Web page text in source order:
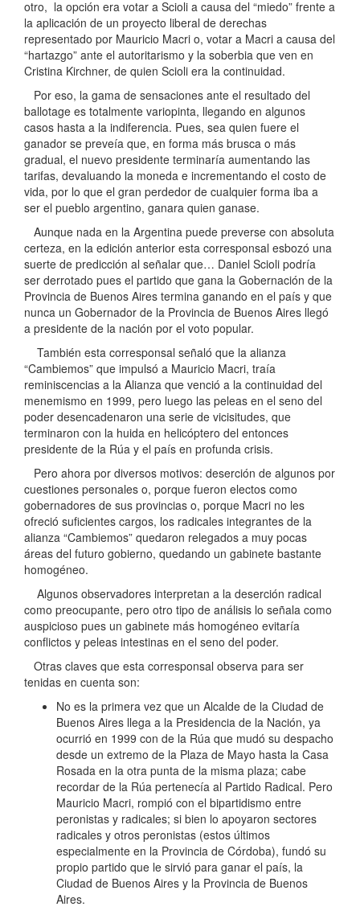
otro, la opción era votar a Scioli a causa del “miedo” frente a
la aplicación de un proyecto liberal de derechas
representado por Mauricio Macri o, votar a Macri a causa del
“hartazgo” ante el autoritarismo y la soberbia que ven en
Cristina Kirchner, de quien Scioli era la continuidad.
Por eso, la gama de sensaciones ante el resultado del
ballotage es totalmente variopinta, llegando en algunos
casos hasta a la indiferencia. Pues, sea quien fuere el
ganador se preveía que, en forma más brusca o más
gradual, el nuevo presidente terminaría aumentando las
tarifas, devaluando la moneda e incrementando el costo de
vida, por lo que el gran perdedor de cualquier forma iba a
ser el pueblo argentino, ganara quien ganase.
Aunque nada en la Argentina puede preverse con absoluta
certeza, en la edición anterior esta corresponsal esbozó una
suerte de predicción al señalar que… Daniel Scioli podría
ser derrotado pues el partido que gana la Gobernación de la
Provincia de Buenos Aires termina ganando en el país y que
nunca un Gobernador de la Provincia de Buenos Aires llegó
a presidente de la nación por el voto popular.
También esta corresponsal señaló que la alianza
“Cambiemos” que impulsó a Mauricio Macri, traía
reminiscencias a la Alianza que venció a la continuidad del
menemismo en 1999, pero luego las peleas en el seno del
poder desencadenaron una serie de vicisitudes, que
terminaron con la huida en helicóptero del entonces
presidente de la Rúa y el país en profunda crisis.
Pero ahora por diversos motivos: deserción de algunos por
cuestiones personales o, porque fueron electos como
gobernadores de sus provincias o, porque Macri no les
ofreció suficientes cargos, los radicales integrantes de la
alianza “Cambiemos” quedaron relegados a muy pocas
áreas del futuro gobierno, quedando un gabinete bastante
homogéneo.
Algunos observadores interpretan a la deserción radical
como preocupante, pero otro tipo de análisis lo señala como
auspicioso pues un gabinete más homogéneo evitaría
conflictos y peleas intestinas en el seno del poder.
Otras claves que esta corresponsal observa para ser
tenidas en cuenta son:
No es la primera vez que un Alcalde de la Ciudad de
Buenos Aires llega a la Presidencia de la Nación, ya
ocurrió en 1999 con de la Rúa que mudó su despacho
desde un extremo de la Plaza de Mayo hasta la Casa
Rosada en la otra punta de la misma plaza; cabe
recordar de la Rúa pertenecía al Partido Radical. Pero
Mauricio Macri, rompió con el bipartidismo entre
peronistas y radicales; si bien lo apoyaron sectores
radicales y otros peronistas (estos últimos
especialmente en la Provincia de Córdoba), fundó su
propio partido que le sirvió para ganar el país, la
Ciudad de Buenos Aires y la Provincia de Buenos
Aires.